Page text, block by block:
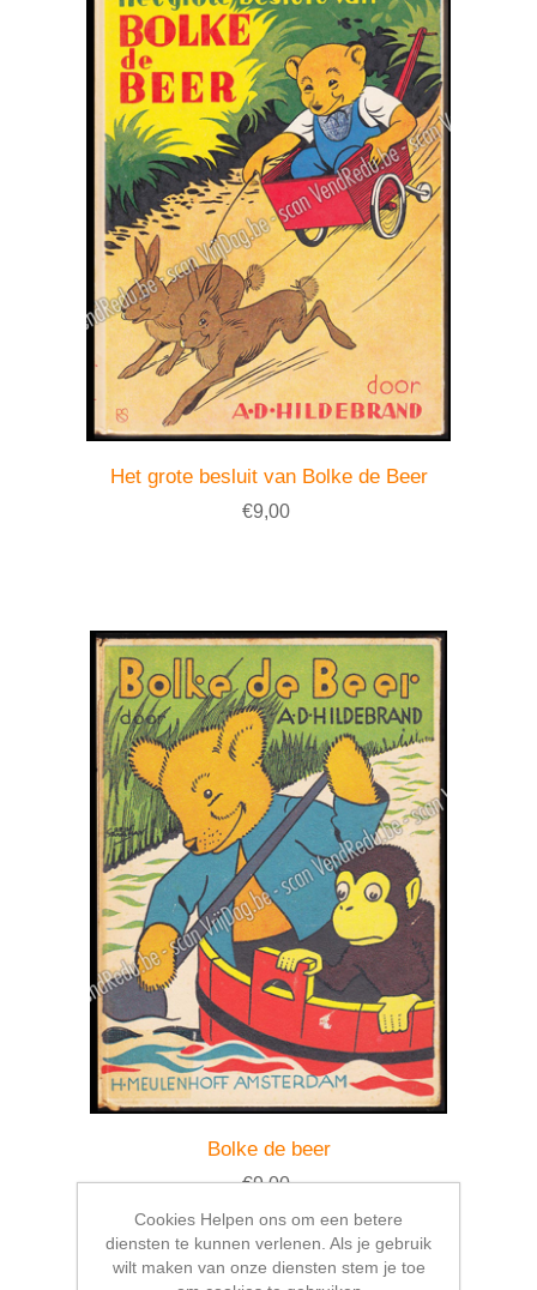
Het grote besluit van Bolke de Beer
€9,00
Bolke de beer
€9,00
Cookies Helpen ons om een betere
diensten te kunnen verlenen. Als je gebruik
wilt maken van onze diensten stem je toe